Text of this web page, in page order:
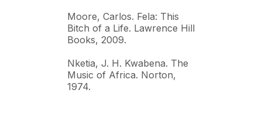
Moore, Carlos. Fela: This
Bitch of a Life. Lawrence Hill
Books, 2009.
Nketia, J. H. Kwabena. The
Music of Africa. Norton,
1974.